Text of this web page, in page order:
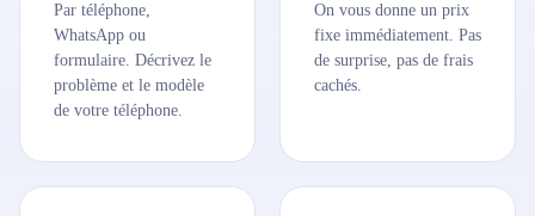
Par téléphone,
WhatsApp ou
formulaire. Décrivez le
problème et le modèle
de votre téléphone.
On vous donne un prix
fixe immédiatement. Pas
de surprise, pas de frais
cachés.